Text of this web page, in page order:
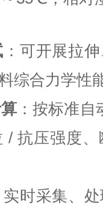
：可开展拉
综合力学性
：按标准
/ 抗压强度
实时采集、